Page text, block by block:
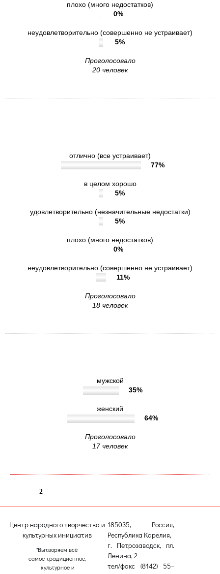
плохо (много недостатков)
0%
неудовлетворительно (совершенно не устраивает)
5%
Проголосовало
20 человек
отлично (все устраивает)
77%
в целом хорошо
5%
удовлетворительно (незначительные недостатки)
5%
плохо (много недостатков)
0%
неудовлетворительно (совершенно не устраивает)
11%
Проголосовало
18 человек
мужской
35%
женский
64%
Проголосовало
17 человек
2
Центр народного творчества и
культурных инициатив
"Вытворяем всё
самое традиционное,
культурное и
185035, Россия,
Республика Карелия,
г. Петрозаводск, пл.
Ленина, 2
тел/факс (8142) 55–